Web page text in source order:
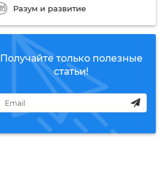
Разум и развитие
Получайте только полезные
статьи!